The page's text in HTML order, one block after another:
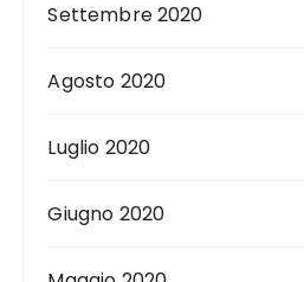
Settembre 2020
Agosto 2020
Luglio 2020
Giugno 2020